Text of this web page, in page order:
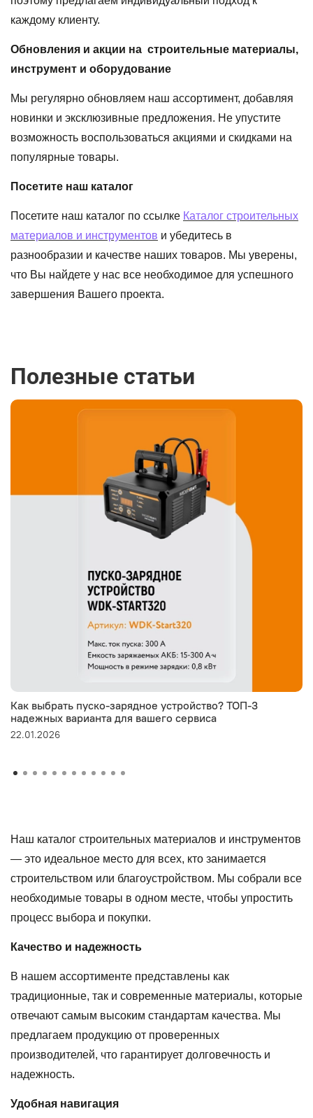
каждому клиенту.
Обновления и акции на строительные материалы,
инструмент и оборудование
Мы регулярно обновляем наш ассортимент, добавляя
новинки и эксклюзивные предложения. Не упустите
возможность воспользоваться акциями и скидками на
популярные товары.
Посетите наш каталог
Посетите наш каталог по ссылке Каталог строительных
материалов и инструментов и убедитесь в
разнообразии и качестве наших товаров. Мы уверены,
что Вы найдете у нас все необходимое для успешного
завершения Вашего проекта.
Полезные статьи
Как выбрать пуско-зарядное устройство? ТОП-3
надежных варианта для вашего сервиса
22.01.2026
Наш каталог строительных материалов и инструментов
— это идеальное место для всех, кто занимается
строительством или благоустройством. Мы собрали все
необходимые товары в одном месте, чтобы упростить
процесс выбора и покупки.
Качество и надежность
В нашем ассортименте представлены как
традиционные, так и современные материалы, которые
отвечают самым высоким стандартам качества. Мы
предлагаем продукцию от проверенных
производителей, что гарантирует долговечность и
надежность.
Удобная навигация